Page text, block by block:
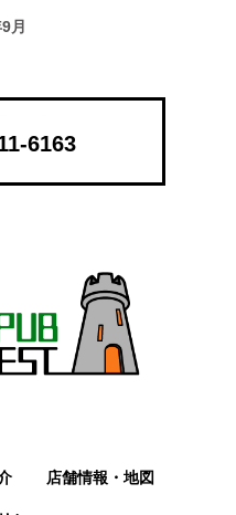
月
6163
店舗情報・地図